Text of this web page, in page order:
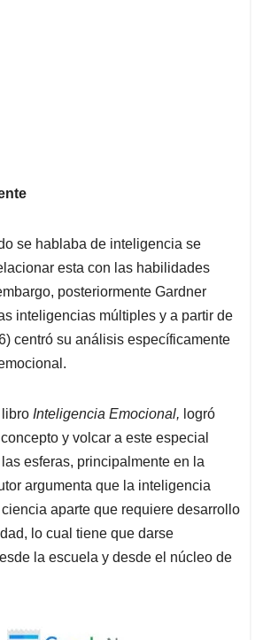
se hablaba de inteligencia se
esta con las habilidades
posteriormente Gardner
inteligencias múltiples y a partir de
centró su análisis específicamente
libro Inteligencia Emocional, logró
y volcar a este especial
esferas, principalmente en la
argumenta que la inteligencia
aparte que requiere desarrollo
lo cual tiene que darse
la escuela y desde el núcleo de